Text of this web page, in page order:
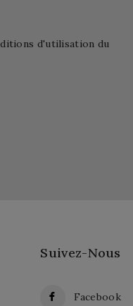
d'utilisation du
Suivez-Nous
Facebook